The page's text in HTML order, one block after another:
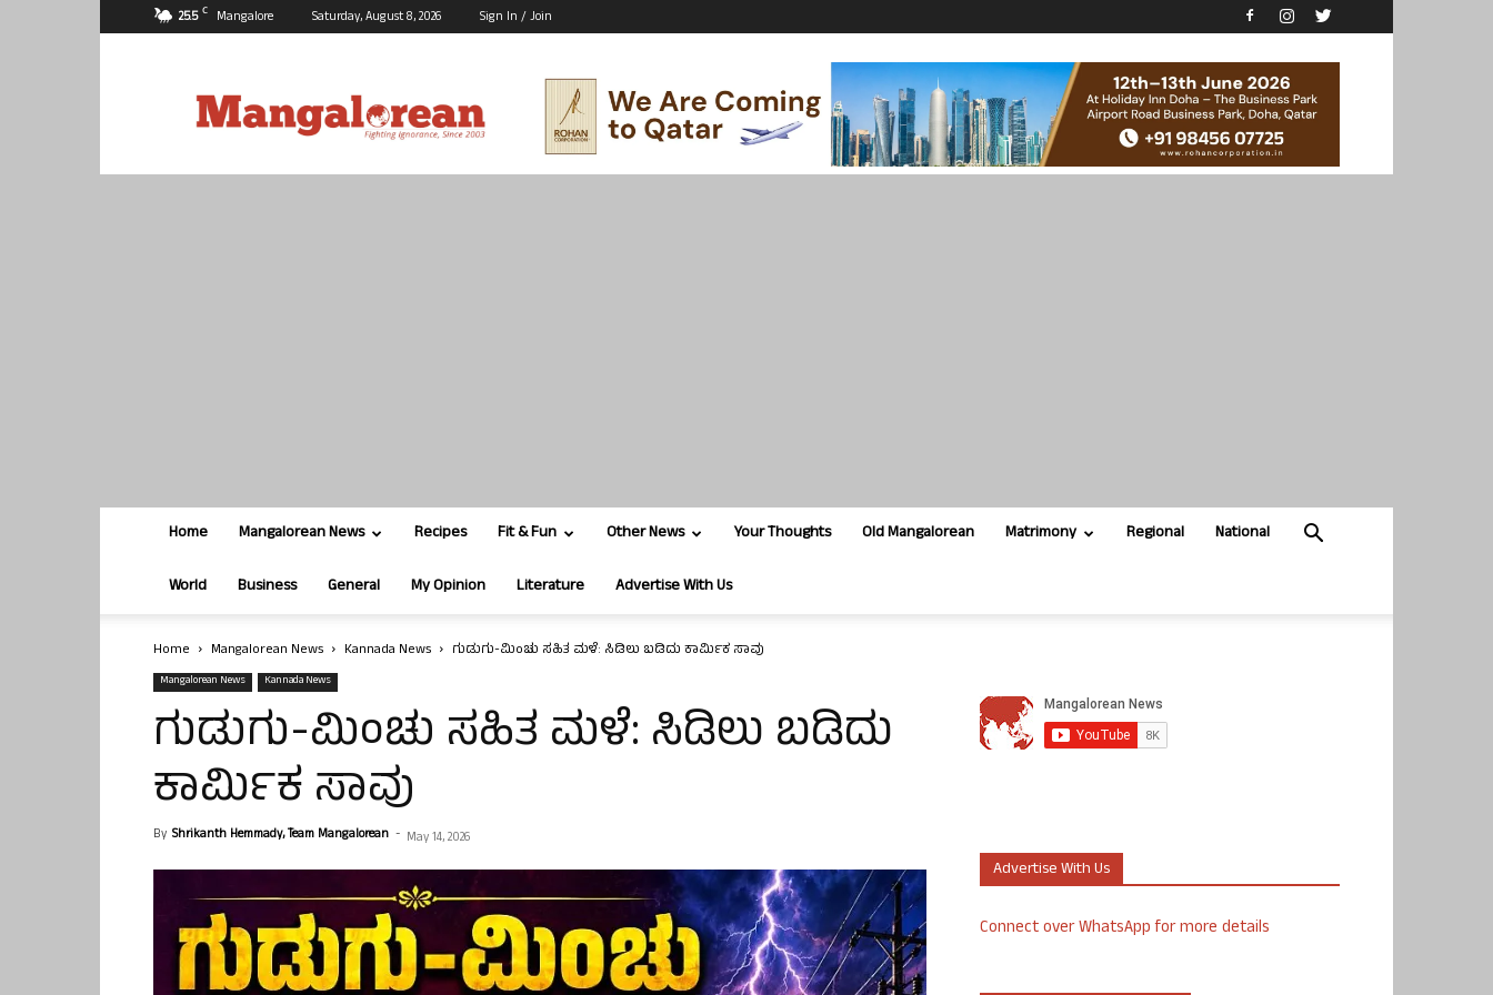
25.5 C Mangalore Saturday, August 8, 2026 Sign In / Join
Home Mangalorean News Recipes Fit & Fun Other News Your Thoughts Old Mangalorean Matrimony Regional National
World Business General My Opinion Literature Advertise With Us
Home Mangalorean News Kannada News ಗುಡುಗು-ಮಿಂಚು ಸಹಿತ‌ ಮಳೆ: ಸಿಡಿಲು ಬಡಿದು ಕಾರ್ಮಿಕ ಸಾವು
Mangalorean News Kannada News
ಗುಡುಗು-ಮಿಂಚು ಸಹಿತ‌ ಮಳೆ: ಸಿಡಿಲು ಬಡಿದು
ಕಾರ್ಮಿಕ ಸಾವು
By Shrikanth Hemmady, Team Mangalorean - May 14, 2026
Advertise With Us
Connect over WhatsApp for more details